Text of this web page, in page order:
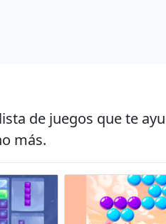
de juegos que te
más.